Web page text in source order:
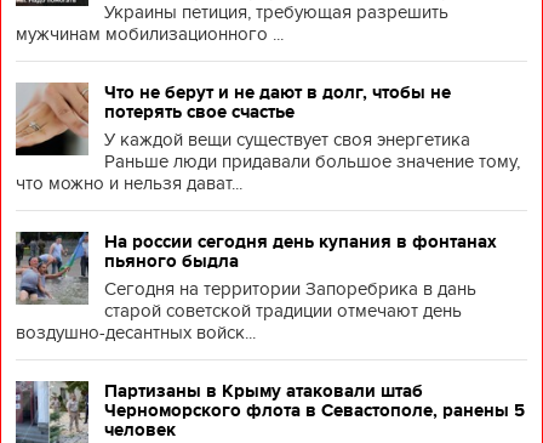
Украины петиция, требующая разрешить
мужчинам мобилизационного ...
Что не берут и не дают в долг, чтобы не
потерять свое счастье
У каждой вещи существует своя энергетика
Раньше люди придавали большое значение тому,
что можно и нельзя дават...
На россии сегодня день купания в фонтанах
пьяного быдла
Сегодня на территории Запоребрика в дань
старой советской традиции отмечают день
воздушно-десантных войск...
Партизаны в Крыму атаковали штаб
Черноморского флота в Севастополе, ранены 5
человек